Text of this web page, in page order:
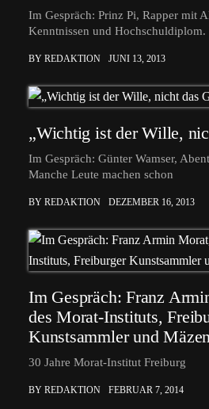
Im Gespräch: Prinz Pi, Rapper mit
Kenntnissen und Hochschuldiplom.
BY REDAKTION JUNI 13, 2013
„Wichtig ist der Wille,
Im Gespräch: Günter Wamser,
Manche Leute machen schon
BY REDAKTION DEZEMBER 16, 2013
Im Gespräch: Franz
des Morat-Instituts,
Kunstsammler und
30 Jahre Morat-Institut Freiburg
BY REDAKTION FEBRUAR 7, 2014